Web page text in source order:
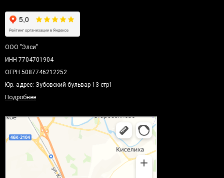
ООО "Элси"
ИНН 7704701904
ОГРН 5087746212252
Юр. адрес: Зубовский бульвар 13 стр1
Подробнее